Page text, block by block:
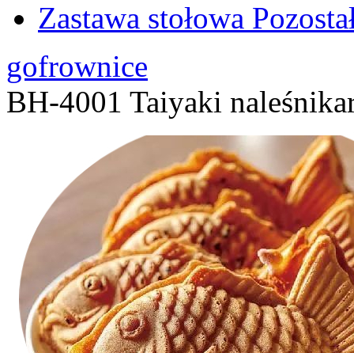
Zastawa stołowa
gofrownice
BH-4001 Taiyaki